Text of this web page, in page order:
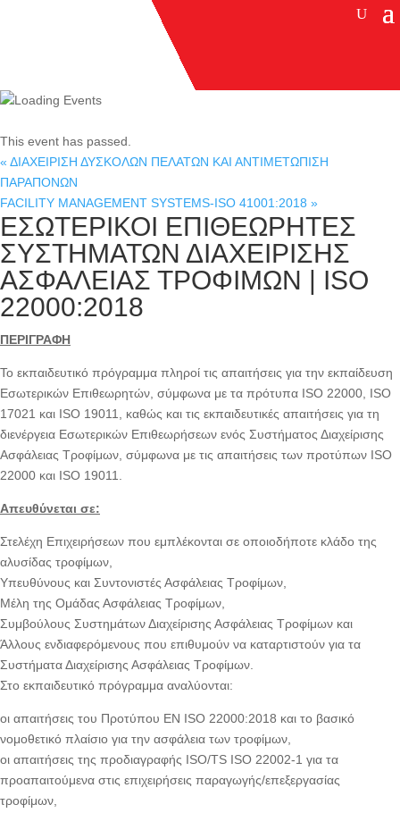
This event has passed.
« ΔΙΑΧΕΙΡΙΣΗ ΔΥΣΚΟΛΩΝ ΠΕΛΑΤΩΝ ΚΑΙ ΑΝΤΙΜΕΤΩΠΙΣΗ
ΠΑΡΑΠΟΝΩΝ
FACILITY MANAGEMENT SYSTEMS-ISO 41001:2018 »
ΕΣΩΤΕΡΙΚΟΙ ΕΠΙΘΕΩΡΗΤΕΣ
ΣΥΣΤΗΜΑΤΩΝ ΔΙΑΧΕΙΡΙΣΗΣ
ΑΣΦΑΛΕΙΑΣ ΤΡΟΦΙΜΩΝ | ISO
22000:2018
ΠΕΡΙΓΡΑΦΗ
Το εκπαιδευτικό πρόγραμμα πληροί τις απαιτήσεις για την εκπαίδευση
Εσωτερικών Επιθεωρητών, σύμφωνα με τα πρότυπα ISO 22000, ISO
17021 και ISO 19011, καθώς και τις εκπαιδευτικές απαιτήσεις για τη
διενέργεια Εσωτερικών Επιθεωρήσεων ενός Συστήματος Διαχείρισης
Ασφάλειας Τροφίμων, σύμφωνα με τις απαιτήσεις των προτύπων ISO
22000 και ISO 19011.
Απευθύνεται σε:
Στελέχη Επιχειρήσεων που εμπλέκονται σε οποιοδήποτε κλάδο της
αλυσίδας τροφίμων,
Υπευθύνους και Συντονιστές Ασφάλειας Τροφίμων,
Μέλη της Ομάδας Ασφάλειας Τροφίμων,
Συμβούλους Συστημάτων Διαχείρισης Ασφάλειας Τροφίμων και
Άλλους ενδιαφερόμενους που επιθυμούν να καταρτιστούν για τα
Συστήματα Διαχείρισης Ασφάλειας Τροφίμων.
Στο εκπαιδευτικό πρόγραμμα αναλύονται:
οι απαιτήσεις του Προτύπου EN ISO 22000:2018 και το βασικό
νομοθετικό πλαίσιο για την ασφάλεια των τροφίμων,
οι απαιτήσεις της προδιαγραφής ISO/TS ISO 22002-1 για τα
προαπαιτούμενα στις επιχειρήσεις παραγωγής/επεξεργασίας
τροφίμων,